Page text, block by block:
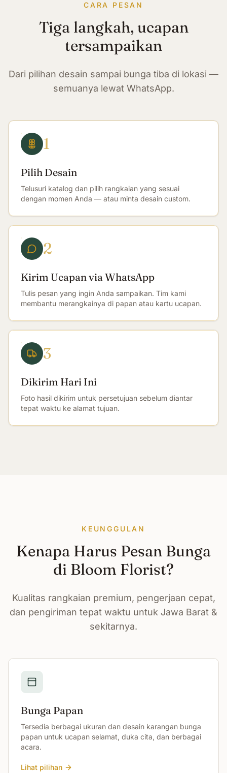
CARA PESAN
Tiga langkah, ucapan
tersampaikan
Dari pilihan desain sampai bunga tiba di lokasi —
semuanya lewat WhatsApp.
1
Pilih Desain
Telusuri katalog dan pilih rangkaian yang sesuai
dengan momen Anda — atau minta desain custom.
2
Kirim Ucapan via WhatsApp
Tulis pesan yang ingin Anda sampaikan. Tim kami
membantu merangkainya di papan atau kartu ucapan.
3
Dikirim Hari Ini
Foto hasil dikirim untuk persetujuan sebelum diantar
tepat waktu ke alamat tujuan.
KEUNGGULAN
Kenapa Harus Pesan Bunga
di Bloom Florist?
Kualitas rangkaian premium, pengerjaan cepat,
dan pengiriman tepat waktu untuk Jawa Barat &
sekitarnya.
Bunga Papan
Tersedia berbagai ukuran dan desain karangan bunga
papan untuk ucapan selamat, duka cita, dan berbagai
acara.
Lihat pilihan